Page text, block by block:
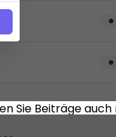
Sie Beiträge